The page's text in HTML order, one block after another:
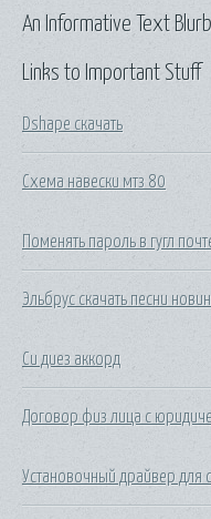
Links to Important Stuff
Dshape скачать
Схема навески мтз 80
Поменять пароль в гугл
Эльбрус скачать песни
Си диез аккорд
Договор физ лица с
Установочный драйвер для
An Informative Text Blurb